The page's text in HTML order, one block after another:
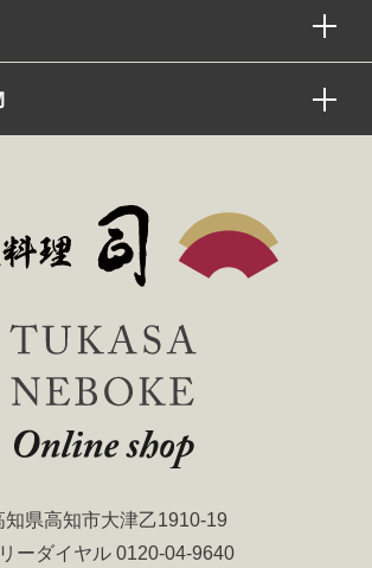
知県高知市大津乙1910-19
ーダイヤル 0120-04-9640